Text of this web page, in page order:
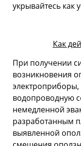
укрывайтесь как
Как
При получении
возникновения
водопроводную
немедленной
разработанным
выявленной